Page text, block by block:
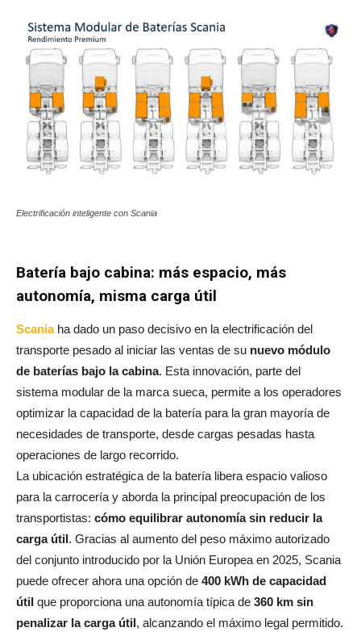
Electrificación inteligente con Scania
Batería bajo cabina: más espacio, más
autonomía, misma carga útil
Scaniaha dado un paso decisivo en la electrificación del
transporte pesado al iniciar las ventas de su nuevo módulo
de baterías bajo la cabina. Esta innovación, parte del
sistema modular de la marca sueca, permite a los operadores
optimizar la capacidad de la batería para la gran mayoría de
necesidades de transporte, desde cargas pesadas hasta
operaciones de largo recorrido.
La ubicación estratégica de la batería libera espacio valioso
para la carrocería y aborda la principal preocupación de los
transportistas: cómo equilibrar autonomía sin reducir la
carga útil. Gracias al aumento del peso máximo autorizado
del conjunto introducido por la Unión Europea en 2025, Scania
puede ofrecer ahora una opción de 400 kWh de capacidad
útil que proporciona una autonomía típica de 360 km sin
penalizar la carga útil, alcanzando el máximo legal permitido.